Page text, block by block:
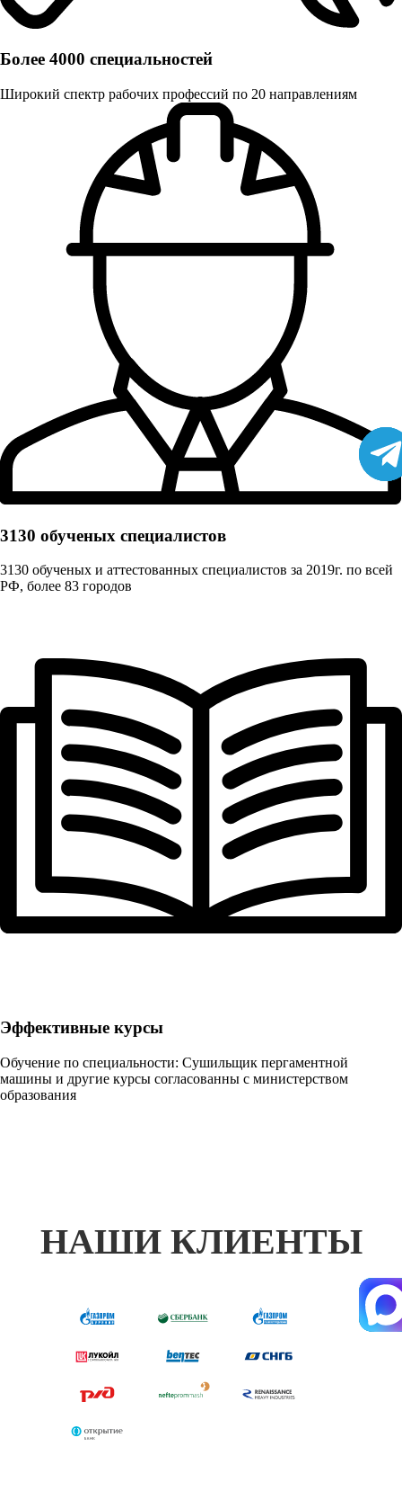
Более 4000 специальностей
Широкий спектр рабочих профессий по 20 направлениям
3130 обученых cпециалистов
3130 обученых и аттестованных специалистов за 2019г. по всей
РФ, более 83 городов
Эффективные курсы
Обучение по специальности: Сушильщик пергаментной
машины и другие курсы согласованны с министерством
образования
НАШИ КЛИЕНТЫ